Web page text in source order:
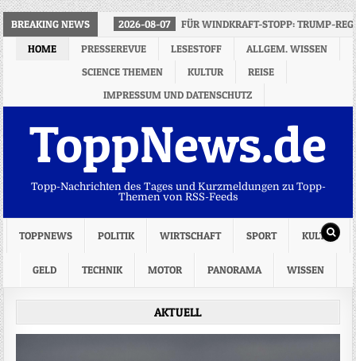
BREAKING NEWS 2026-08-07
FÜR WINDKRAFT-STOPP: TRUMP-
HOME
PRESSEREVUE LESESTOFF
ALLGEM. WISSEN
SCIENCE THEMEN
KULTUR
REISE
IMPRESSUM UND DATENSCHUTZ
ToppNews.de
Topp-Nachrichten des Tages und Kurzmeldungen zu Topp-
Themen von RSS-Feeds
TOPPNEWS POLITIK WIRTSCHAFT SPORT KULTUR
GELD TECHNIK MOTOR PANORAMA WISSEN
AKTUELL